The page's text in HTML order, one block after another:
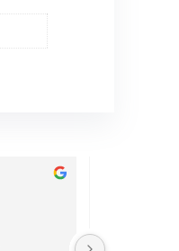
Εξαιρετική